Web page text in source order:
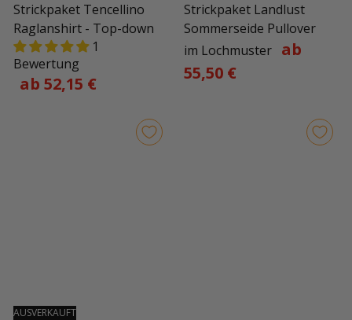
Strickpaket Tencellino
Raglanshirt - Top-down
1
Bewertung
ab 52,15 €
Strickpaket Landlust
Sommerseide Pullover
im Lochmuster ab
55,50 €
AUSVERKAUFT